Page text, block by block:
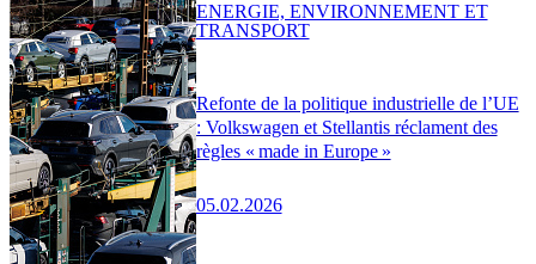
Refonte de la politique industrielle de l’UE
: Volkswagen et Stellantis réclament des
règles « made in Europe »
05.02.2026
ENERGIE, ENVIRONNEMENT ET
TRANSPORT